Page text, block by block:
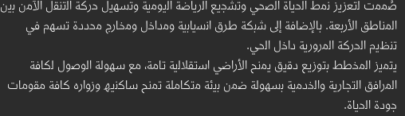
ﺻُﻣﻣت ﻟﺗﻌزﯾز ﻧﻣط اﻟﺣﯾﺎة اﻟﺻﺣﻲ وﺗﺷﺟﯾﻊ اﻟرﯾﺎﺿﺔ اﻟﯾوﻣﯾﺔ وﺗﺳﮭﯾل ﺣرﻛﺔ اﻟﺗﻧﻘل اﻵﻣن ﺑﯾن
اﻟﻣﻧﺎطق اﻷرﺑﻌﺔ. ﺑﺎﻹﺿﺎﻓﺔ إﻟﻰ ﺷﺑﻛﺔ طرق اﻧﺳﯾﺎﺑﯾﺔ وﻣداﺧل وﻣﺧﺎرج ﻣﺣددة ﺗﺳﮭم ﻓﻲ
ﺗﻧظﯾم اﻟﺣرﻛﺔ اﻟﻣرورﯾﺔ داﺧل اﻟﺣﻲ.
ﯾﺗﻣﯾز اﻟﻣﺧطط ﺑﺗوزﯾﻊ دﻗﯾق ﯾﻣﻧﺢ اﻷراﺿﻲ اﺳﺗﻘﻼﻟﯾﺔ ﺗﺎﻣﺔ، ﻣﻊ ﺳﮭوﻟﺔ اﻟوﺻول ﻟﻛﺎﻓﺔ
اﻟﻣراﻓق اﻟﺗﺟﺎرﯾﺔ واﻟﺧدﻣﯾﺔ ﺑﺳﮭوﻟﺔ ﺿﻣن ﺑﯾﺋﺔ ﻣﺗﻛﺎﻣﻠﺔ ﺗﻣﻧﺢ ﺳﺎﻛﻧﯾﮫ وزواره ﻛﺎﻓﺔ ﻣﻘوﻣﺎت
ﺟودة اﻟﺣﯾﺎة.